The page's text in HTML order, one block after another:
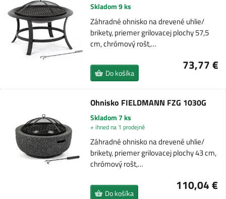
Skladom 9 ks
Záhradné ohnisko na drevené uhlie/
brikety, priemer grilovacej plochy 57,5 ​​
cm, chrómový rošt,…
73,77 €
Do košíka
Ohnisko FIELDMANN FZG 1030G
Skladom 7 ks
+ ihned na 1 prodejně
Záhradné ohnisko na drevené uhlie/
brikety, priemer grilovacej plochy 43 cm,
chrómový rošt,…
110,04 €
Do košíka